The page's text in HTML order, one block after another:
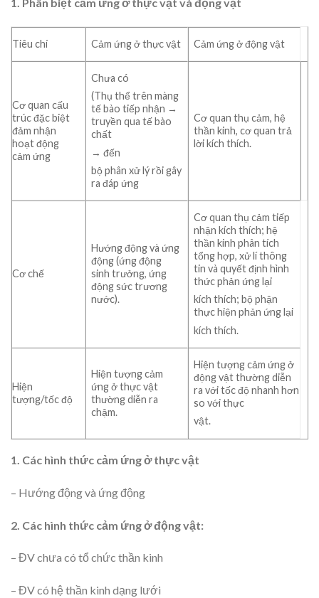
Tiêu chí Cảm ứng ở thực vật Cảm ứng ở động vật
Cơ quan cấu
trúc đặc biệt
đảm nhận
hoạt động
cảm ứng
Chưa có
(Thụ thể trên màng
tế bào tiếp nhận →
truyền qua tế bào
chất
→ đến
bộ phân xử lý rồi gây
ra đáp ứng
Cơ quan thụ cảm, hệ
thần kinh, cơ quan trả
lời kích thích.
Cơ chế
Hướng động và ứng
động (ứng động
sinh trưởng, ứng
động sức trương
nước).
Cơ quan thụ cảm tiếp
nhận kích thích; hệ
thần kinh phân tích
tổng hợp, xử lí thông
tin và quyết định hình
thức phản ứng lại
kích thích; bộ phận
thực hiện phản ứng lại
kích thích.
Hiện
tượng/tốc độ
Hiện tượng cảm
ứng ở thực vật
thường diễn ra
chậm.
Hiện tượng cảm ứng ở
động vật thường diễn
ra với tốc độ nhanh hơn
so với thực
vật.
1. Các hình thức cảm ứng ở thực vật
– Hướng động và ứng động
2. Các hình thức cảm ứng ở động vật:
– ĐV chưa có tổ chức thần kinh
– ĐV có hệ thần kinh dạng lưới